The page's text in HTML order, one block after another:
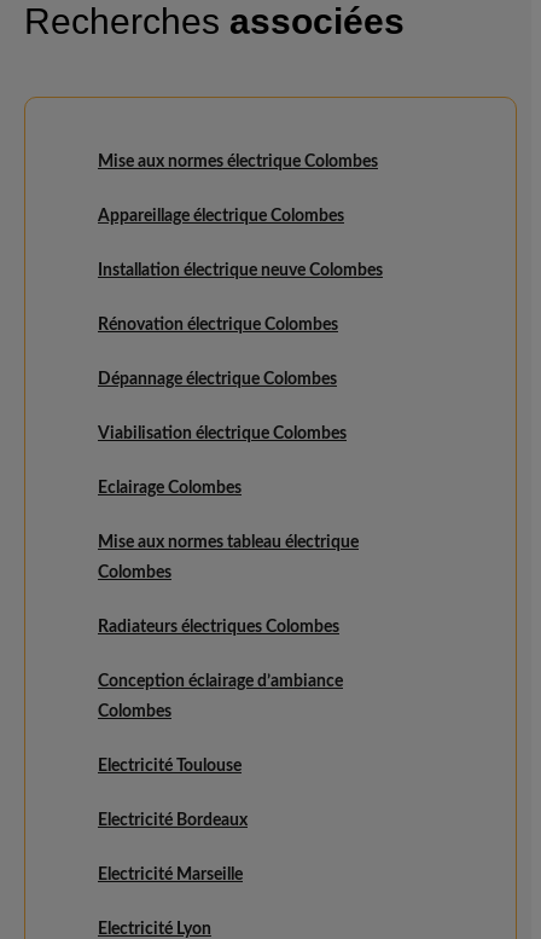
Recherches associées
Mise aux normes électrique Colombes
Appareillage électrique Colombes
Installation électrique neuve Colombes
Rénovation électrique Colombes
Dépannage électrique Colombes
Viabilisation électrique Colombes
Eclairage Colombes
Mise aux normes tableau électrique
Colombes
Radiateurs électriques Colombes
Conception éclairage d’ambiance
Colombes
Electricité Toulouse
Electricité Bordeaux
Electricité Marseille
Electricité Lyon